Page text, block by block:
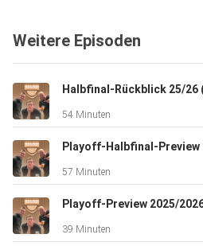
Die Themen der Folge:
„We before me“: Warum diese
unerschütterlicher Nordstern bei
Der Fünf-Jahres-Plan: Einblicke
Inside Team-Dynamik: Wer im
Weitere Episoden
Halbfinal-Rückblick 25/26
54 Minuten
57 Minuten
39 Minuten